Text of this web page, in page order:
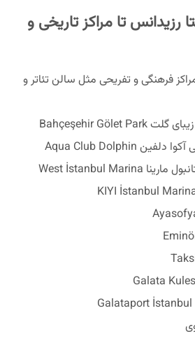
رزیدانس تا مراکز تاریخی و
فرهنگی و تفریحی مثل سالن تئاتر و